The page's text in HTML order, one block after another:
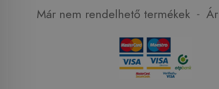
Már nem rendelhető termékek -